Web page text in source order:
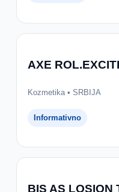
AXE
Kozmetika • SRBIJA
Informativno
BIS AS LOSION